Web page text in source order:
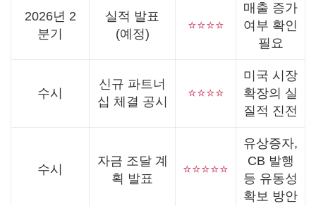
2026년 2
분기
실적 발표
(예정)
⭐⭐⭐⭐
매출 증가
여부 확인
필요
수시
신규 파트너
십 체결 공시
⭐⭐⭐⭐
미국 시장
확장의 실
질적 진전
수시
자금 조달 계
획 발표
⭐⭐⭐⭐⭐
유상증자,
CB 발행
등 유동성
확보 방안